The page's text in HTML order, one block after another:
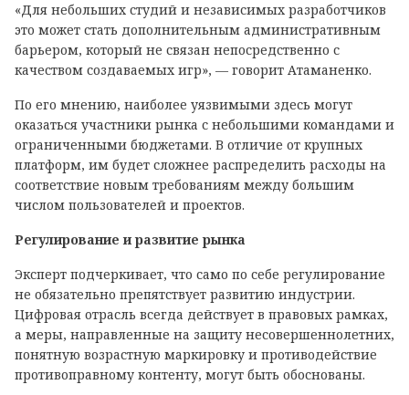
«Для небольших студий и независимых разработчиков
это может стать дополнительным административным
барьером, который не связан непосредственно с
качеством создаваемых игр», — говорит Атаманенко.
По его мнению, наиболее уязвимыми здесь могут
оказаться участники рынка с небольшими командами и
ограниченными бюджетами. В отличие от крупных
платформ, им будет сложнее распределить расходы на
соответствие новым требованиям между большим
числом пользователей и проектов.
Регулирование и развитие рынка
Эксперт подчеркивает, что само по себе регулирование
не обязательно препятствует развитию индустрии.
Цифровая отрасль всегда действует в правовых рамках,
а меры, направленные на защиту несовершеннолетних,
понятную возрастную маркировку и противодействие
противоправному контенту, могут быть обоснованы.